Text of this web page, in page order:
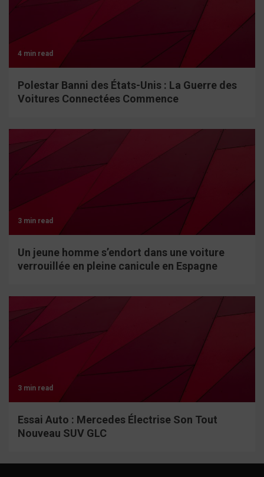
4 min read
Polestar Banni des États-Unis : La Guerre des
Voitures Connectées Commence
3 min read
Un jeune homme s’endort dans une voiture
verrouillée en pleine canicule en Espagne
3 min read
Essai Auto : Mercedes Électrise Son Tout
Nouveau SUV GLC